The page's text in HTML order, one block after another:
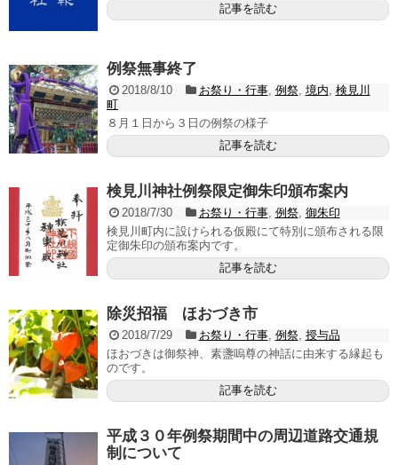
記事を読む
例祭無事終了
2018/8/10 お祭り・行事, 例祭, 境内 検見川
町
８月１日から３日の例祭の様子
記事を読む
検見川神社例祭限定御朱印頒布案内
2018/7/30 お祭り・行事, 例祭, 御朱印
検見川町内に設けられる仮殿にて特別に頒布される限
定御朱印の頒布案内です。
記事を読む
除災招福 ほおづき市
2018/7/29 お祭り・行事, 例祭, 授与品
ほおづきは御祭神、素盞嗚尊の神話に由来する縁起も
のです。
記事を読む
平成３０年例祭期間中の周辺道路交通規
制について